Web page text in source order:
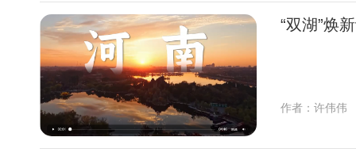
“双湖”焕
作者：许伟伟